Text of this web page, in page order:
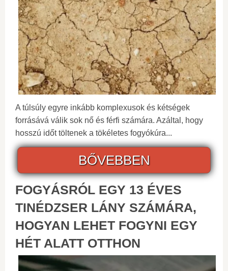
A túlsúly egyre inkább komplexusok és kétségek
forrásává válik sok nő és férfi számára. Azáltal, hogy
hosszú időt töltenek a tökéletes fogyókúra...
BŐVEBBEN
FOGYÁSRÓL EGY 13 ÉVES
TINÉDZSER LÁNY SZÁMÁRA,
HOGYAN LEHET FOGYNI EGY
HÉT ALATT OTTHON